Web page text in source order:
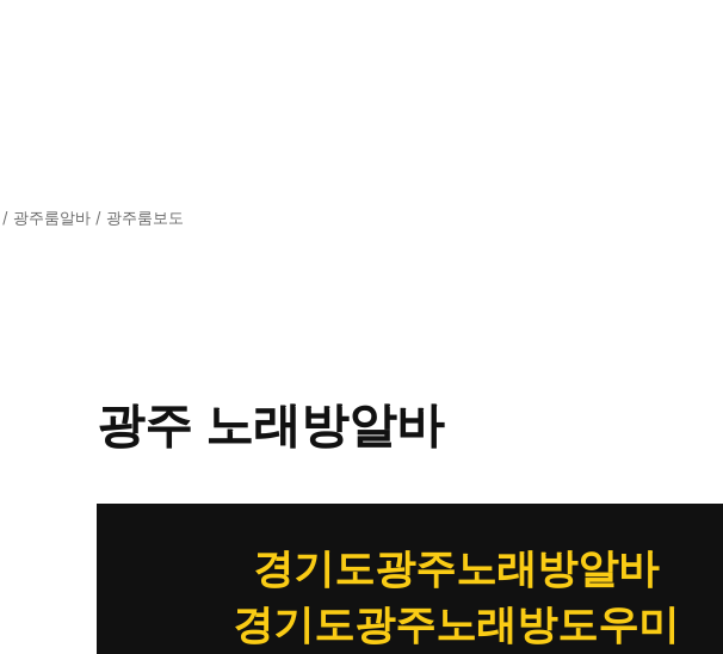
광주룸알바 / 광주룸보도
광주 노래방알바
경기도광주노래방알바
경기도광주노래방도우미